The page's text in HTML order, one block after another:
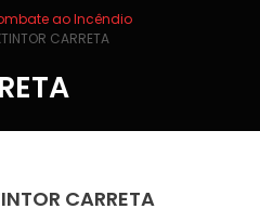
ao Incêndio
CARRETA
CARRETA